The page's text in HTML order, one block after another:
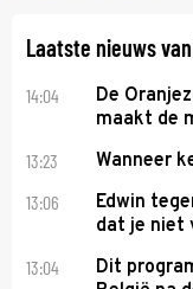
Laatste nieuws
14:04
De
maakt de
13:23 Wanneer
13:06
Edwin
dat je niet
13:04
Dit